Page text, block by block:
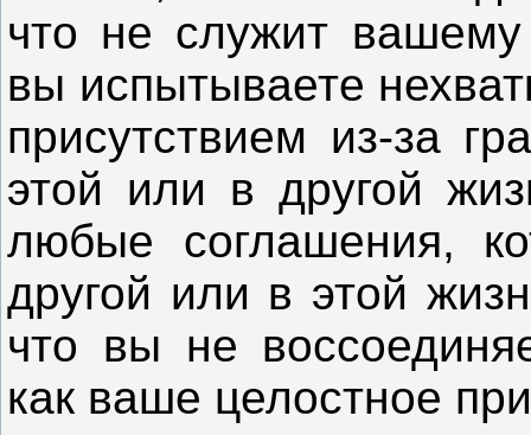
что не служит
вы испытываете
присутствием из-за
этой или в другой
любые соглашения,
другой или в этой
что вы не
как ваше целостное